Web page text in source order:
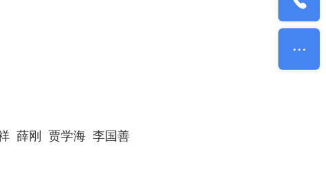
薛刚 贾学海 李国善